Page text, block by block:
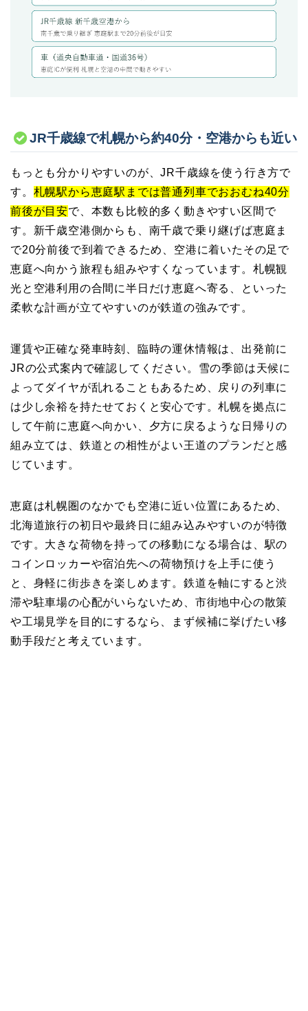
JR千歳線で札幌から約40分・空港からも近い
もっとも分かりやすいのが、JR千歳線を使う行き方で
す。 札幌駅から恵庭駅までは普通列車でおおむね40分
前後が目安で、本数も比較的多く動きやすい区間で
す。新千歳空港側からも、南千歳で乗り継げば恵庭ま
で20分前後で到着できるため、空港に着いたその足で
恵庭へ向かう旅程も組みやすくなっています。札幌観
光と空港利用の合間に半日だけ恵庭へ寄る、といった
柔軟な計画が立てやすいのが鉄道の強みです。
運賃や正確な発車時刻、臨時の運休情報は、出発前に
JRの公式案内で確認してください。雪の季節は天候に
よってダイヤが乱れることもあるため、戻りの列車に
は少し余裕を持たせておくと安心です。札幌を拠点に
して午前に恵庭へ向かい、夕方に戻るような日帰りの
組み立ては、鉄道との相性がよい王道のプランだと感
じています。
恵庭は札幌圏のなかでも空港に近い位置にあるため、
北海道旅行の初日や最終日に組み込みやすいのが特徴
です。大きな荷物を持っての移動になる場合は、駅の
コインロッカーや宿泊先への荷物預けを上手に使う
と、身軽に街歩きを楽しめます。鉄道を軸にすると渋
滞や駐車場の心配がいらないため、市街地中心の散策
や工場見学を目的にするなら、まず候補に挙げたい移
動手段だと考えています。